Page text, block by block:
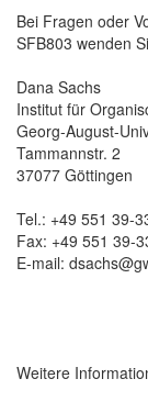
Bei Fragen oder
SFB803 wenden
Dana Sachs
Institut für
Georg-August-
Tammannstr. 2
37077 Göttingen
Tel.: +49 551 39-
Fax: +49 551 39-
E-mail:
Weitere